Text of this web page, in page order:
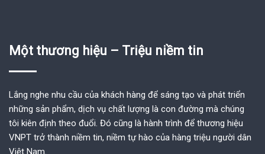
Một thương hiệu – Triệu niềm tin
Lắng nghe nhu cầu của khách hàng để sáng tạo và phát triển
những sản phẩm, dịch vụ chất lượng là con đường mà chúng
tôi kiên định theo đuổi. Đó cũng là hành trình để thương hiệu
VNPT trở thành niềm tin, niềm tự hào của hàng triệu người dân
Việt Nam.